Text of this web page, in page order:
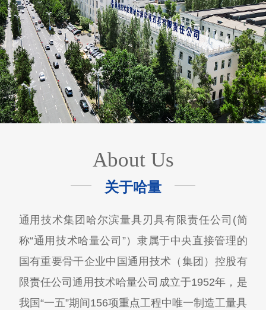
About Us
关于哈量
通用技术集团哈尔滨量具刃具有限责任公司(简
称“通用技术哈量公司”）隶属于中央直接管理的
国有重要骨干企业中国通用技术（集团）控股有
限责任公司通用技术哈量公司成立于1952年，是
我国“一五”期间156项重点工程中唯一制造工量具